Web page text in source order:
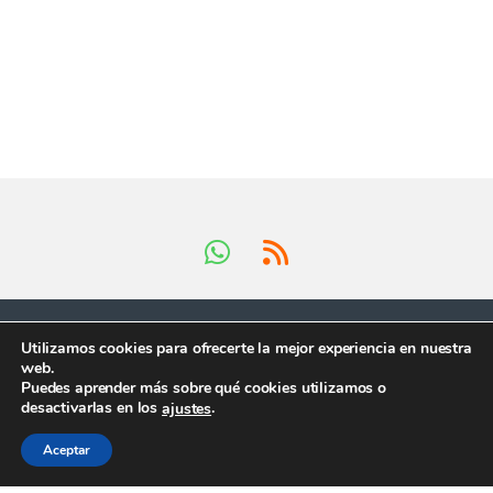
Tienes preguntas ?
¡Llámanos en horario
Utilizamos cookies para ofrecerte la mejor experiencia en nuestra
web.
Puedes aprender más sobre qué cookies utilizamos o
desactivarlas en losajustes.
Aceptar